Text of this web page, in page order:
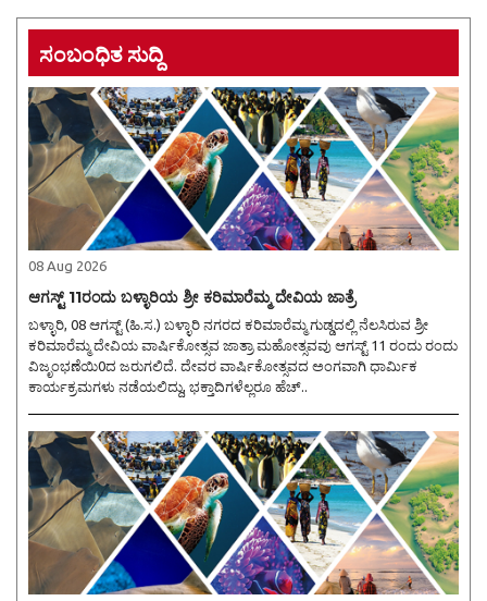
ಸಂಬಂಧಿತ ಸುದ್ದಿ
08 Aug 2026
ಆಗಸ್ಟ್ 11ರಂದು ಬಳ್ಳಾರಿಯ ಶ್ರೀ ಕರಿಮಾರೆಮ್ಮ ದೇವಿಯ ಜಾತ್ರೆ
ಬಳ್ಳಾರಿ, 08 ಆಗಸ್ಟ್ (ಹಿ.ಸ.) ಬಳ್ಳಾರಿ ನಗರದ ಕರಿಮಾರೆಮ್ಮ ಗುಡ್ಡದಲ್ಲಿ ನೆಲಸಿರುವ ಶ್ರೀ
ಕರಿಮಾರೆಮ್ಮ ದೇವಿಯ ವಾರ್ಷಿಕೋತ್ಸವ ಜಾತ್ರಾ ಮಹೋತ್ಸವವು ಆಗಸ್ಟ್ 11 ರಂದು ರಂದು
ವಿಜೃಂಭಣೆಯಿ0ದ ಜರುಗಲಿದೆ. ದೇವರ ವಾರ್ಷಿಕೋತ್ಸವದ ಅಂಗವಾಗಿ ಧಾರ್ಮಿಕ
ಕಾರ್ಯಕ್ರಮಗಳು ನಡೆಯಲಿದ್ದು, ಭಕ್ತಾದಿಗಳೆಲ್ಲರೂ ಹೆಚ್..